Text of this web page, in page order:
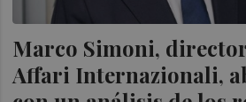
Marco Simoni,
Affari Internazionali,